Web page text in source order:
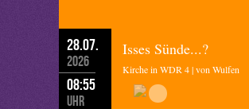
28.07.
2026
08:55
Uhr
Isses Sünde...?
Kirche in WDR 4 | von Wulfen